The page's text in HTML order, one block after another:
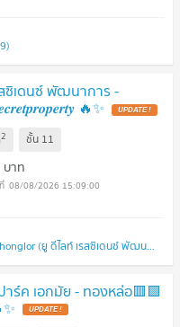
ซิเดนซ์ พัฒนาการ -
🔥✨ UPDATE !
2 ชั้น 11
บาท
08/08/2026 15:09:00
U Delight Residence Pattanakarn - Thonglor (ยู ดีไลท์ เรสซิเดนซ์ พัฒนาการ - ทองหล่อ)
ร์ค เอกมัย - ทองหล่อ​🟥🟩
UPDATE !